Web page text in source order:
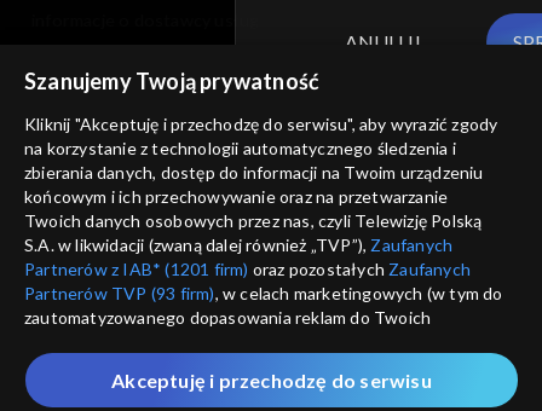
ANULUJ
Szanujemy Twoją prywatność
Kliknij "Akceptuję i przechodzę do serwisu", aby wyrazić zgody
na korzystanie z technologii automatycznego śledzenia i
zbierania danych, dostęp do informacji na Twoim urządzeniu
końcowym i ich przechowywanie oraz na przetwarzanie
Twoich danych osobowych przez nas, czyli Telewizję Polską
S.A. w likwidacji (zwaną dalej również „TVP”), Zaufanych
Partnerów z IAB* (1201 firm) oraz pozostałych Zaufanych
Partnerów TVP (93 firm), w celach marketingowych (w tym do
zautomatyzowanego dopasowania reklam do Twoich
które wskazujemy poniżej, a także zgody na udostępnianie
przez nas identyfikatora PPID do Google.
Akceptuję i przechodzę do serwisu